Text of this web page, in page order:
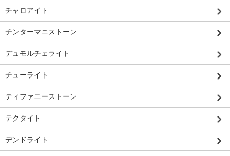
チャロアイト
チンターマニストーン
デュモルチェライト
チューライト
ティファニーストーン
テクタイト
デンドライト